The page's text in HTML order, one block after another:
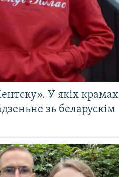
У якіх крамах
зь беларускім